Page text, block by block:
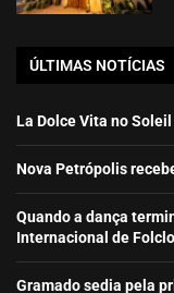
ÚLTIMAS NOTÍCIAS
La Dolce Vita no
Nova Petrópolis
Quando a dança
Internacional de
Gramado sedia pela